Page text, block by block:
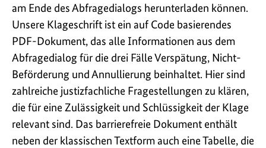
am Ende des Abfragedialogs herunterladen können.
Unsere Klageschrift ist ein auf Code basierendes
PDF-Dokument, das alle Informationen aus dem
Abfragedialog für die drei Fälle Verspätung, Nicht-
Beförderung und Annullierung beinhaltet. Hier sind
zahlreiche justizfachliche Fragestellungen zu klären,
die für eine Zulässigkeit und Schlüssigkeit der Klage
relevant sind. Das barrierefreie Dokument enthält
neben der klassischen Textform auch eine Tabelle, die